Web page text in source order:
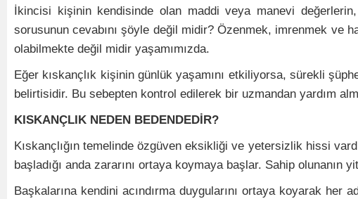
İkincisi kişinin kendisinde olan maddi veya manevi
sorusunun cevabını şöyle değil midir? Özenmek, imrenmek ve
olabilmekte değil midir yaşamımızda.
Eğer kıskançlık kişinin günlük yaşamını etkiliyorsa, sürekli
belirtisidir. Bu sebepten kontrol edilerek bir uzmandan yardım
KISKANÇLIK NEDEN BEDENDEDİR?
Kıskançlığın temelinde özgüven eksikliği ve yetersizlik hissi
başladığı anda zararını ortaya koymaya başlar. Sahip
Başkalarına kendini acındırma duygularını ortaya koyarak